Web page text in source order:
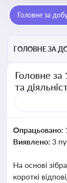
Головне за
ГОЛОВНЕ ЗА
Головне
та
Опрацьовано:
Виявлено: 3
На основі
короткі